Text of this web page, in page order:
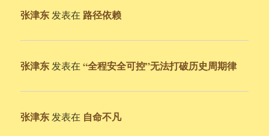
张津东 发表在 路径依赖
张津东 发表在“全程安全可控”无法打破历史周期律
张津东 发表在 自命不凡